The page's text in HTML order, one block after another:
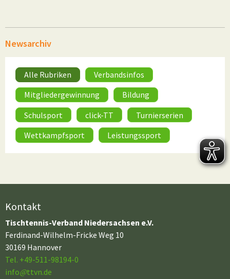
Newsarchiv
Alle Rubriken
Verbandsinfos
Mitgliedergewinnung
Bildung
Schulsport
click-TT
Turnierserien
Wettkampfsport
Leistungssport
Kontakt
Tischtennis-Verband Niedersachsen e.V.
Ferdinand-Wilhelm-Fricke Weg 10
30169 Hannover
Tel. +49-511-98194-0
info@ttvn.de